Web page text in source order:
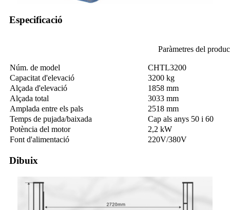
Especificació
Paràmetres del
Núm. de model
CHTL3200
Capacitat d'elevació
3200 kg
Alçada d'elevació
1858 mm
Alçada total
3033 mm
Amplada entre els pals
2518 mm
Temps de pujada/baixada
Cap als anys 50 i 60
Potència del motor
2,2 kW
Font d'alimentació
220V/380V
Dibuix